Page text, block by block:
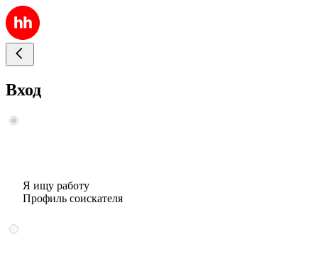
Вход
Я ищу работу
Профиль соискателя